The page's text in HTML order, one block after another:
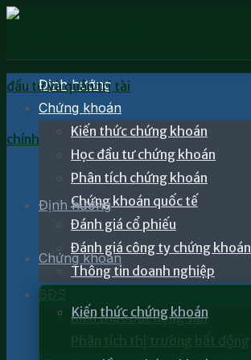
Định hướng
Chứng khoán
Kiến thức chứng khoán
Định hướng
Chứng khoán
Kiến thức chứng khoán
Học đầu tư chứng khoán
Phân tích chứng khoán
Chứng khoán quốc tế
Đánh giá cổ phiếu
Đánh giá công ty chứng khoán
Thông tin doanh nghiệp
BĐS
Kiến thức bất động sản